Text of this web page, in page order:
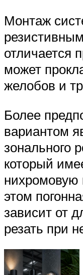
Монтаж
отличается
может
желобов и
Более
вариантом
зонального
который
нихромовую
этом
зависит от
резать при